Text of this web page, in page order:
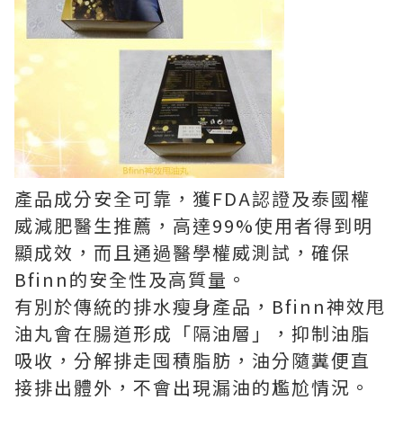
產品成分安全可靠，獲FDA認證及泰國權
威減肥醫生推薦，高達99%使用者得到明
顯成效，而且通過醫學權威測試，確保
Bfinn的安全性及高質量。
有別於傳統的排水瘦身產品，Bfinn神效甩
油丸會在腸道形成「隔油層」，抑制油脂
吸收，分解排走囤積脂肪，油分隨糞便直
接排出體外，不會出現漏油的尷尬情況。